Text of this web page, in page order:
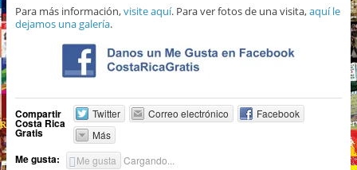
Para más información,visite aquí. Para ver fotos de una visita,aquí le
dejamos una galería.
Compartir
Costa Rica
Gratis
Twitter Correo electrónico
Facebook
Más
Me gusta: Me gusta Cargando...